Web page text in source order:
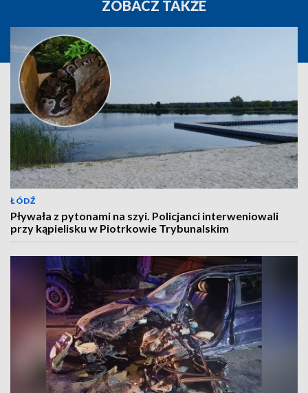
ZOBACZ TAKŻE
ŁÓDŹ
Pływała z pytonami na szyi. Policjanci interweniowali
przy kąpielisku w Piotrkowie Trybunalskim